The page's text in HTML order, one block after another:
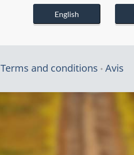
English
Terms and conditions Avis